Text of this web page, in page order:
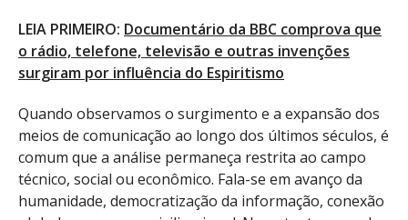
LEIA PRIMEIRO: Documentário da BBC comprova que
o rádio, telefone, televisão e outras invenções
surgiram por influência do Espiritismo
Quando observamos o surgimento e a expansão dos
meios de comunicação ao longo dos últimos séculos, é
comum que a análise permaneça restrita ao campo
técnico, social ou econômico. Fala-se em avanço da
humanidade, democratização da informação, conexão